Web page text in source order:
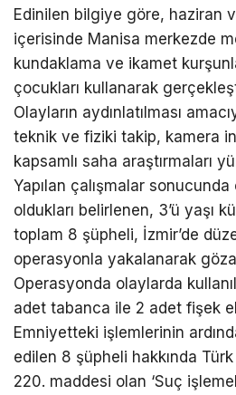
Edinilen bilgiye göre, haziran
içerisinde Manisa merkezde
kundaklama ve ikamet
çocukları kullanarak
Olayların aydınlatılması
teknik ve fiziki takip, kamera
kapsamlı saha araştırmaları
Yapılan çalışmalar sonucunda
oldukları belirlenen, 3’ü yaşı
toplam 8 şüpheli, İzmir’de
operasyonla yakalanarak
Operasyonda olaylarda
adet tabanca ile 2 adet fişek
Emniyetteki işlemlerinin
edilen 8 şüpheli hakkında
220. maddesi olan ‘Suç